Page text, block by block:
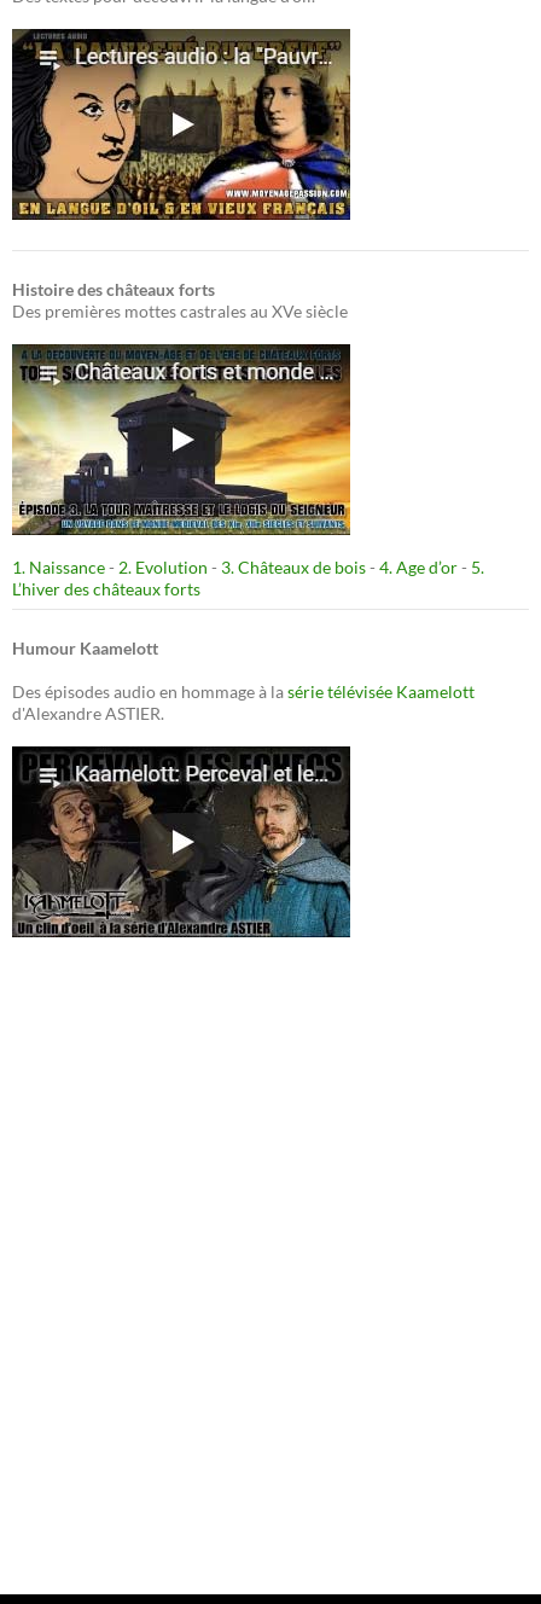
Histoire des châteaux forts
Des premières mottes castrales au XVe siècle
1. Naissance- 2. Evolution - 3. Châteaux de bois- 4. Age d’or- 5.
L’hiver des châteaux forts
Humour Kaamelott
Des épisodes audio en hommage à lasérie télévisée Kaamelott
d'Alexandre ASTIER.